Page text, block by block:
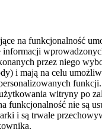
na funkcjonalność
informacji
przez niego
i mają na celu
witryny po
funkcjonalność nie są
i są trwale